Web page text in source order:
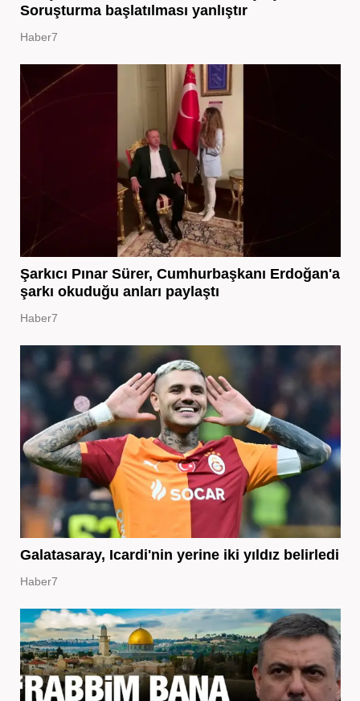
Soruşturma başlatılması yanlıştır
Haber7
Şarkıcı Pınar Sürer, Cumhurbaşkanı Erdoğan'a
şarkı okuduğu anları paylaştı
Haber7
Galatasaray, Icardi'nin yerine iki yıldız belirledi
Haber7